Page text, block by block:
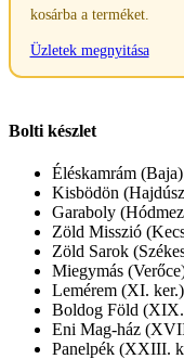
kosárba a terméket.
Üzletek megnyitása
Bolti készlet
Éléskamrám
Kisbödön
Garaboly
Zöld Misszió
Zöld Sarok
Miegymás
Lemérem (XI.
Boldog Föld (XIX.
Eni Mag-ház
Panelpék (XXIII.